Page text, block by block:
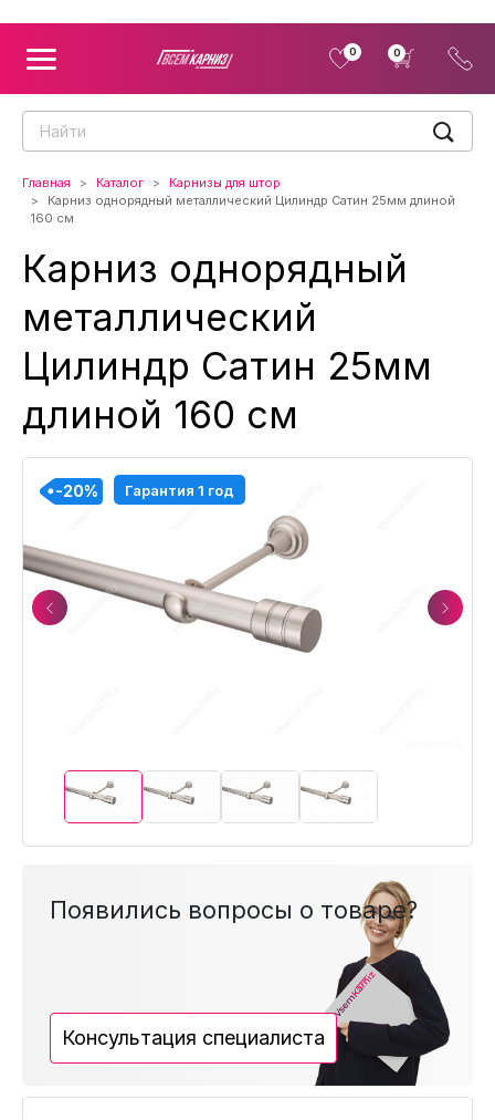
0 0
Главная Каталог
Карнизы для штор
Карниз однорядный металлический Цилиндр Сатин 25мм длиной
160 см
Карниз однорядный
металлический
Цилиндр Сатин 25мм
длиной 160 см
Previous
-20% Гарантия 1 год
-20%
-20%
-20%
Next
Появились вопросы о товаре?
Консультация специалиста